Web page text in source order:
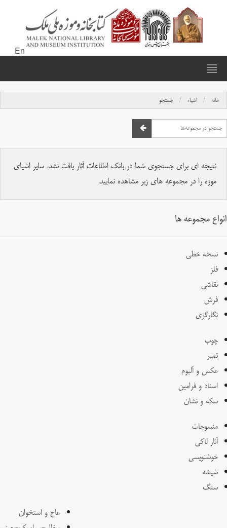
En
خانه اشیاء جستجو
نتیجه ای برای جستجوی شما در بانک اطلاعات آثار یافت نشد. سایر اشیای
موزه را در مجموعه های زیر مشاهده نمایید.
انواع مجموعه ها
نسخه خطی
فلز
نقاشی
فرش
نگارگری
چوب
تمبر
عکس و آلبوم
اسناد و فرامین
سکه و نشان
منسوجات
آثار لاکی
خوشنویسی
شیشه
سنگ
عاج و استخوان